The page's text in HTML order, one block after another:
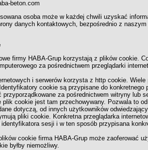
beton.com
osoba może w każdej chwili uzyskać
danych kontaktowych, bezpośrednio z
firmy HABA-Grup korzystają z plików cookie.
za pośrednictwem przeglądarki
i serwerów korzysta z http cookie.
cookie są przypisane do konkretnego
przyporządkowane za pośrednictwem witryny lub
cookie jest tam przechowywany. Pozwala to
dotyczą, od innych użytkowników
pliki cookie. Konkretna przeglądarka
identyfikatora sesji i w ten sposób przypisana
cookie firma HABA-Grup może zaoferować
byłby niemożliwy.